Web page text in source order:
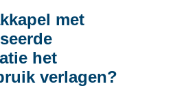
met
het
verlagen?